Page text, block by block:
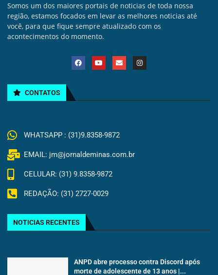
Somos um dos maiores portais de noticias de toda nossa
região, estamos focados em levar as melhores noticias até
você, para que fique sempre atualizado com os
acontecimentos do momento.
CONTATOS
WHATSAPP : (31)9.8358-9872
EMAIL: jm@jornaldeminas.com.br
CELULAR: (31) 9.8358-9872
REDAÇÃO: (31) 2727-0029
NOTICIAS RECENTES
ANPD abre processo contra Discord após
morte de adolescente de 13 anos |...